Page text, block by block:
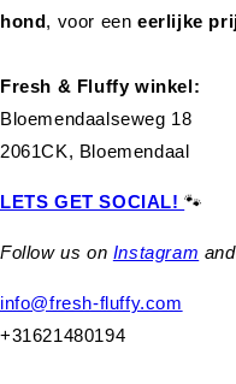
hond, voor eeneerlijke
Fresh & Fluffy winkel:
Bloemendaalseweg 18
2061CK, Bloemendaal
LETS GET SOCIAL!🐾
Follow us on Instagram
info@fresh-fluffy.com
+31621480194